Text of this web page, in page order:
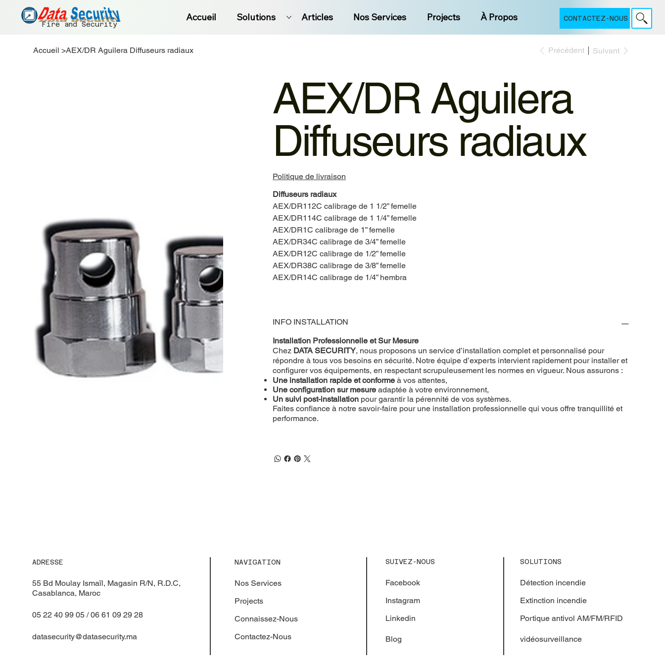
Fire and Security
Accueil Solutions Articles Nos Services Projects À Propos CONTACTEZ-NOUS
Accueil >AEX/DR Aguilera Diffuseurs radiaux Précédent Suivant
AEX/DR Aguilera
Diffuseurs radiaux
Politique de livraison
Diffuseurs radiaux
AEX/DR112C calibrage de 1 1/2” femelle
AEX/DR114C calibrage de 1 1/4” femelle
AEX/DR1C calibrage de 1” femelle
AEX/DR34C calibrage de 3/4” femelle
AEX/DR12C calibrage de 1/2” femelle
AEX/DR38C calibrage de 3/8” femelle
AEX/DR14C calibrage de 1/4” hembra
INFO INSTALLATION
Installation Professionnelle et Sur Mesure
Chez DATA SECURITY, nous proposons un service d’installation complet et personnalisé pour
répondre à tous vos besoins en sécurité. Notre équipe d’experts intervient rapidement pour installer et
configurer vos équipements, en respectant scrupuleusement les normes en vigueur. Nous assurons :
Une installation rapide et conforme à vos attentes,
Une configuration sur mesure adaptée à votre environnement,
Un suivi post-installation pour garantir la pérennité de vos systèmes.
Faites confiance à notre savoir-faire pour une installation professionnelle qui vous offre tranquillité et
performance.
ADRESSE
55 Bd Moulay Ismaïl, Magasin R/N, R.D.C,
Casablanca, Maroc
05 22 40 99 05 / 06 61 09 29 28
datasecurity@datasecurity.ma
NAVIGATION
Nos Services
Projects
Connaissez-Nous
Contactez-Nous
SUIVEZ-NOUS
Facebook
Instagram
Linkedin
Blog
SOLUTIONS
Détection incendie
Extinction incendie
Portique antivol AM/FM/RFID
vidéosurveillance